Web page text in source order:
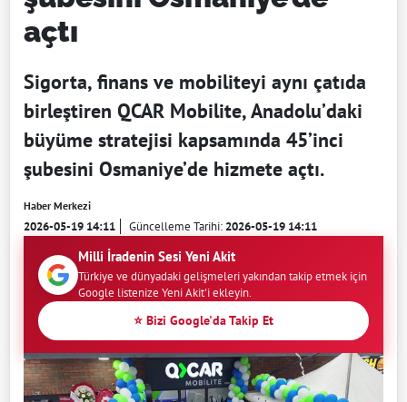
açtı
Sigorta, finans ve mobiliteyi aynı çatıda
birleştiren QCAR Mobilite, Anadolu’daki
büyüme stratejisi kapsamında 45’inci
şubesini Osmaniye’de hizmete açtı.
Haber Merkezi
2026-05-19 14:11 Güncelleme Tarihi:2026-05-19 14:11
Milli İradenin Sesi Yeni Akit
Türkiye ve dünyadaki gelişmeleri yakından takip etmek için
Google listenize Yeni Akit'i ekleyin.
⭐ Bizi Google'da Takip Et